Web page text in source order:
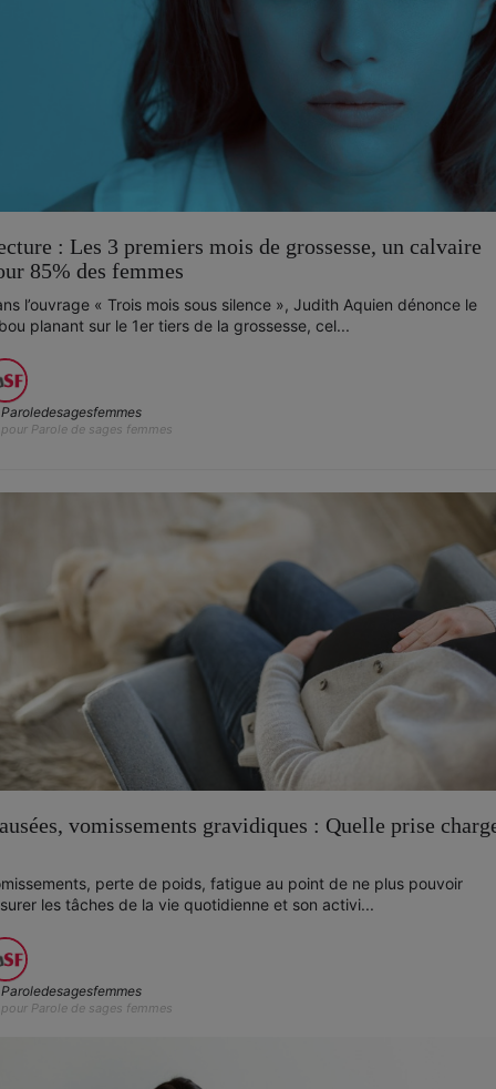
: Les 3 premiers mois de grossesse, un calvaire
85% des femmes
l’ouvrage « Trois mois sous silence », Judith Aquien dénonce le
planant sur le 1er tiers de la grossesse, cel...
Paroledesagesfemmes
pour Parole de sages femmes
vomissements gravidiques : Quelle prise
perte de poids, fatigue au point de ne plus pouvoir
les tâches de la vie quotidienne et son activi...
Paroledesagesfemmes
pour Parole de sages femmes